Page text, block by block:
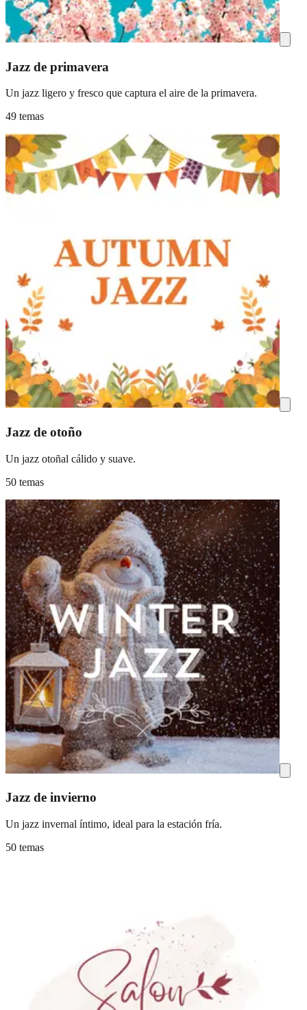
Jazz de primavera
Un jazz ligero y fresco que captura el aire de la primavera.
49 temas
Jazz de otoño
Un jazz otoñal cálido y suave.
50 temas
Jazz de invierno
Un jazz invernal íntimo, ideal para la estación fría.
50 temas